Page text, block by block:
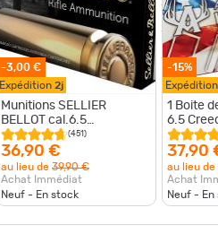
-3,00 €
Expédition 2j
Munitions SELLIER
BELLOT cal.6.5
creedmoor SP 9.1g
(451)
36,90 €
au lieu de 39,90 €
Achat Immédiat
Neuf - En stock
-15%
1 Boite
6.5
37,90
au lieu de
Achat
Neuf - En